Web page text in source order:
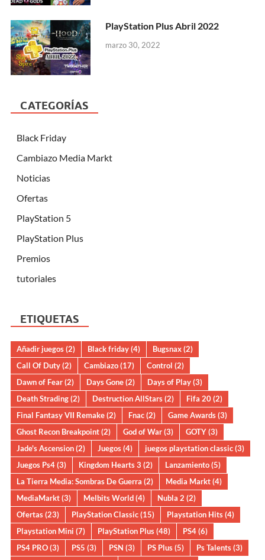
PlayStation Plus Abril 2022
marzo 30, 2022
CATEGORÍAS
Black Friday
Cambiazo Media Markt
Noticias
Ofertas
PlayStation 5
PlayStation Plus
Premios
tutoriales
ETIQUETAS
Añadir juegos(2) Black friday(4) Bugsnax(2)
Call Of Duty(2) Cambiazo(17) Control (2)
Dawn of Fear(2) Days Gone(2) Days of Play(3)
Death Strading(2) Destruction AllStars(2) Fifa 20(2)
Final Fantasy VII Remake(2) Fnac(2) Game Awards(3)
Ghost Recon Breakpoint(2) God of War(3) GOTY(3)
Jade's Ascension(2) Juegos(4) juegos playstation classic(3)
Juegos Ps4(3) Kingdom Hearts 3 (2) Lanzamiento(5)
La Tierra Media: Sombras De Guerra (2) Media Markt(4)
MediaMarkt(3) Melbits World(4) Nubla 2 (2)
Ofertas(23) PlayStation Classic(15) Playstation Hits(4)
Playstation Mini (7) PlayStation Plus(48) PS4(6)
PS4 PRO(3) PS5 (3) PSN (3) PS Plus(5) Ps Talents(3)